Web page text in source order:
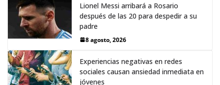
Lionel Messi arribará a Rosario
después de las 20 para despedir a su
padre
8 agosto, 2026
Experiencias negativas en redes
sociales causan ansiedad inmediata en
jóvenes